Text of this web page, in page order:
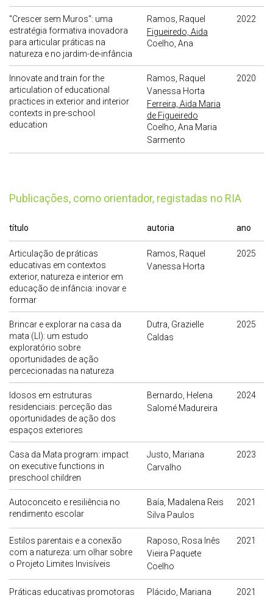
"Crescer sem Muros": uma
estratégia formativa inovadora
para articular práticas na
natureza e no jardim-de-infância
Ramos, Raquel
Figueiredo, Aida
Coelho, Ana
2022
Innovate and train for the
articulation of educational
practices in exterior and interior
contexts in pre-school
education
Ramos, Raquel
Vanessa Horta
Ferreira, Aida Maria
de Figueiredo
Coelho, Ana Maria
Sarmento
2020
publicações, como orientador, registadas no RIA
título autoria ano
Articulação de práticas
educativas em contextos
exterior, natureza e interior em
educação de infância: inovar e
formar
Ramos, Raquel
Vanessa Horta
2025
Brincar e explorar na casa da
mata (LI): um estudo
exploratório sobre
oportunidades de ação
percecionadas na natureza
Dutra, Grazielle
Caldas
2025
Idosos em estruturas
residenciais: perceção das
oportunidades de ação dos
espaços exteriores
Bernardo, Helena
Salomé Madureira
2024
Casa da Mata program: impact
on executive functions in
preschool children
Justo, Mariana
Carvalho
2023
Autoconceito e resiliência no
rendimento escolar
Baía, Madalena Reis
Silva Paulos
2021
Estilos parentais e a conexão
com a natureza: um olhar sobre
o Projeto Limites Invisíveis
Raposo, Rosa Inês
Vieira Paquete
Coelho
2021
Práticas educativas promotoras
Plácido, Mariana
2021